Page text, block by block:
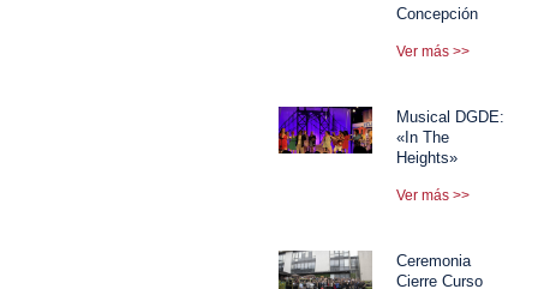
Concepción
Ver más >>
Musical DGDE:
«In The
Heights»
Ver más >>
Ceremonia
Cierre Curso